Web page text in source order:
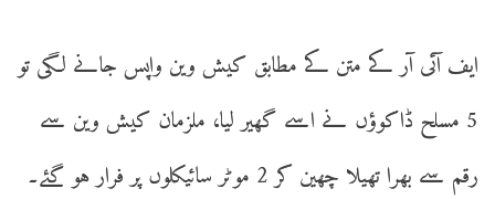
ایف آئی آر کے متن کے مطابق کیش وین واپس جانے لگی تو
5 مسلح ڈاکوؤں نے اسے گھیر لیا، ملزمان کیش وین سے
رقم سے بھرا تھیلا چھین کر 2 موٹر سائیکلوں پر فرار ہو گئے۔